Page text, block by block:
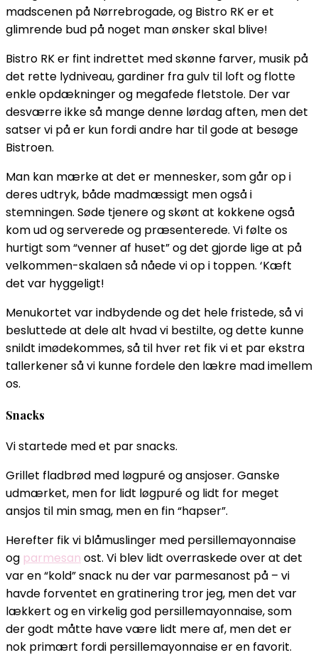
madscenen på Nørrebrogade, og Bistro RK er et
glimrende bud på noget man ønsker skal blive!
Bistro RK er fint indrettet med skønne farver, musik på
det rette lydniveau, gardiner fra gulv til loft og flotte
enkle opdækninger og megafede fletstole. Der var
desværre ikke så mange denne lørdag aften, men det
satser vi på er kun fordi andre har til gode at besøge
Bistroen.
Man kan mærke at det er mennesker, som går op i
deres udtryk, både madmæssigt men også i
stemningen. Søde tjenere og skønt at kokkene også
kom ud og serverede og præsenterede. Vi følte os
hurtigt som “venner af huset” og det gjorde lige at på
velkommen-skalaen så nåede vi op i toppen. ‘Kæft
det var hyggeligt!
Menukortet var indbydende og det hele fristede, så vi
besluttede at dele alt hvad vi bestilte, og dette kunne
snildt imødekommes, så til hver ret fik vi et par ekstra
tallerkener så vi kunne fordele den lækre mad imellem
os.
Snacks
Vi startede med et par snacks.
Grillet fladbrød med løgpuré og ansjoser. Ganske
udmærket, men for lidt løgpuré og lidt for meget
ansjos til min smag, men en fin “hapser”.
Herefter fik vi blåmuslinger med persillemayonnaise
og parmesan ost. Vi blev lidt overraskede over at det
var en “kold” snack nu der var parmesanost på – vi
havde forventet en gratinering tror jeg, men det var
lækkert og en virkelig god persillemayonnaise, som
der godt måtte have være lidt mere af, men det er
nok primært fordi persillemayonnaise er en favorit.